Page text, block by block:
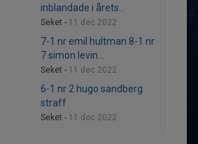
inblandade i årets...
Seket - 11 dec 2022
7-1 nr emil hultman 8-1 nr
7 simon levin...
Seket - 11 dec 2022
6-1 nr 2 hugo sandberg
straff
Seket - 11 dec 2022